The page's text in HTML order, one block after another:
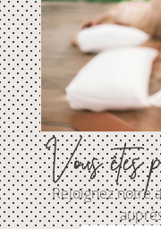
Vous êtes
Rejoignez notre